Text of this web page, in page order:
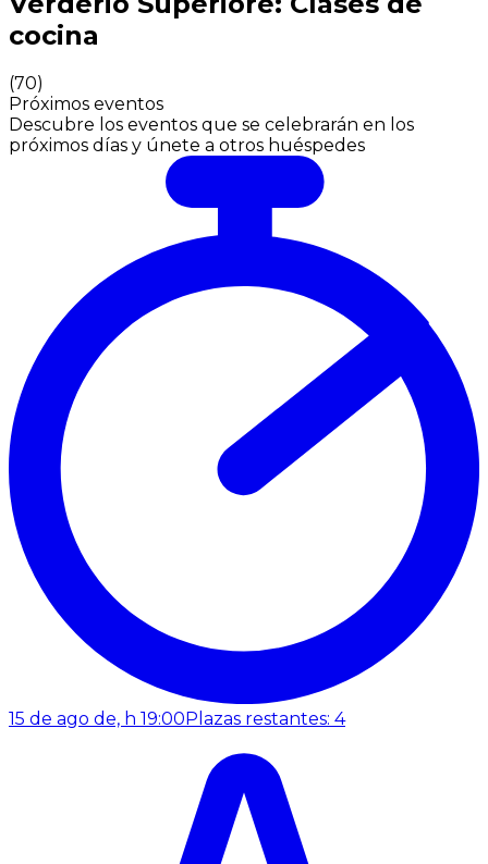
cocina
(70)
Próximos eventos
Descubre los eventos que se celebrarán en los
próximos días y únete a otros huéspedes
15 de ago de, h 19:00 Plazas restantes: 4